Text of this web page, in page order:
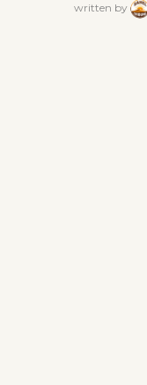
written by